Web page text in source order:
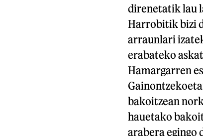
direnetatik lau
Harrobitik bizi
arraunlari
erabateko
Hamargarren
bakoitzean
hauetako
arabera egingo